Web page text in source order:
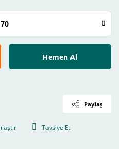
Hemen Al
Paylaş
Tavsiye Et